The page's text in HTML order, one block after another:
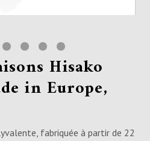
Hisako
in Europe,
fabriquée à partir de 22